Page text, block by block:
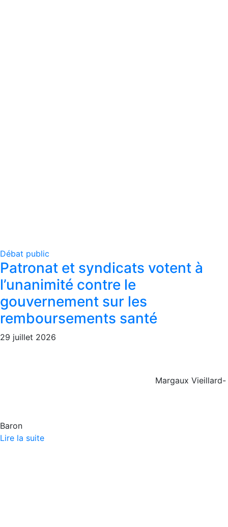
Débat public
Patronat et syndicats votent à
l’unanimité contre le
gouvernement sur les
remboursements santé
29 juillet 2026
Margaux Vieillard-
Baron
Lire la suite